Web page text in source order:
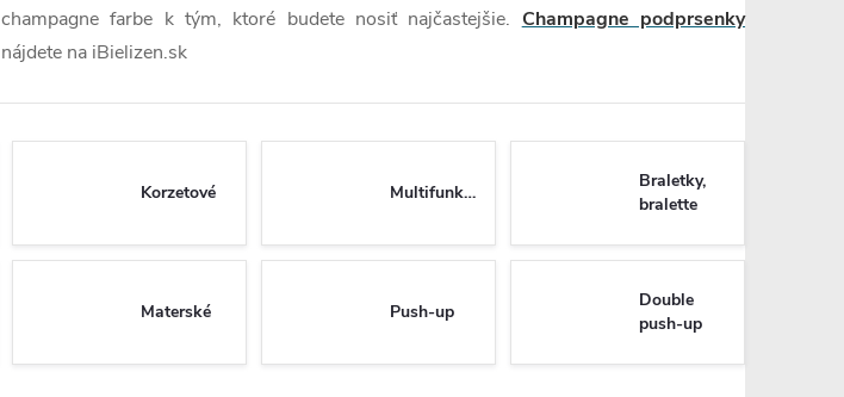
champagne farbe k tým, ktoré budete nosiť najčastejšie. Champagne podprsenky
nájdete na iBielizen.sk
Korzetové Multifunkčné
Braletky,
bralette
Materské Push-up
Double
push-up